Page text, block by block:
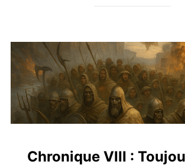
Chronique VIII :